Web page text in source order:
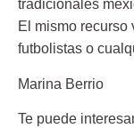
tradicionales
El mismo recurso
futbolistas o
Marina Berrio
Te puede